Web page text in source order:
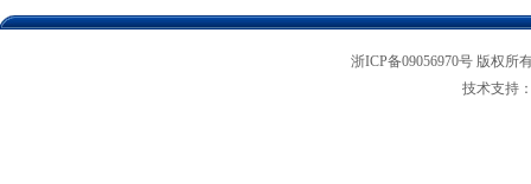
浙ICP备09056970号 版权所
技术支持